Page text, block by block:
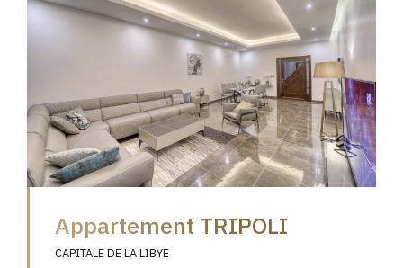
Appartement TRIPOLI
CAPITALE DE LA LIBYE